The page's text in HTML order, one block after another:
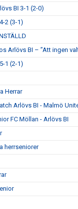
BI 3-1 (2-0)
2 (3-1)
Arlövs BI – ”Att ingen
1 (2-1)
Herrar
Arlövs BI - Malmö
FC Möllan - Arlövs BI
herrseniorer